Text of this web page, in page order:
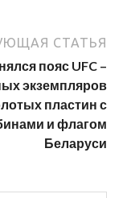
СТАТЬЯ
пояс UFC –
экземпляров
пластин с
и флагом
Беларуси